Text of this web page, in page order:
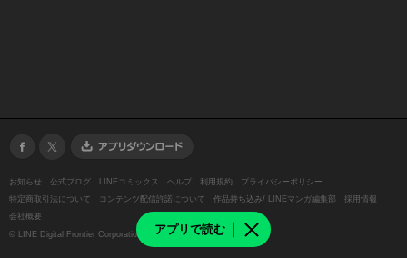
アプリで読む
お知らせ 公式ブログ LINEコミックス ヘルプ 利用規約
プライバシーポリシー
特定商取引法について
コンテンツ配信許諾について 作品持ち込み/ LINEマンガ編集部
採用情報
会社概要
© LINE Digital Frontier Corporation